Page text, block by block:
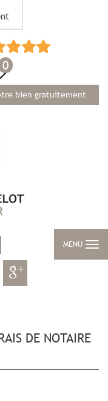
bien gratuitement
0
MENU
DE NOTAIRE